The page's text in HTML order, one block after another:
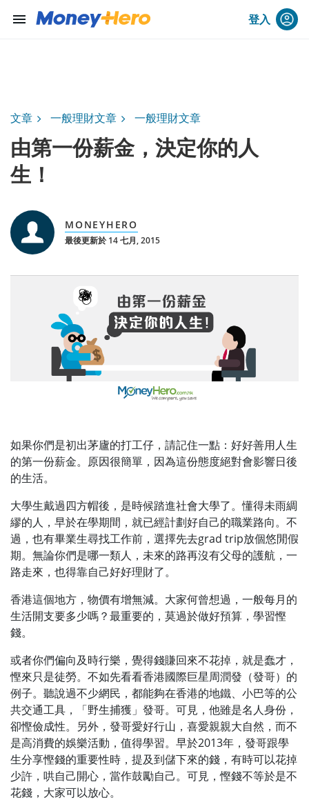
menu 登入
文章 一般理財文章 一般理財文章
由第一份薪金，決定你的人
生！
MONEYHERO
最後更新於 14 七月, 2015
如果你們是初出茅廬的打工仔，請記住一點：好好善用人生
的第一份薪金。原因很簡單，因為這份態度絕對會影響日後
的生活。
大學生戴過四方帽後，是時候踏進社會大學了。懂得未雨綢
繆的人，早於在學期間，就已經計劃好自己的職業路向。不
過，也有畢業生尋找工作前，選擇先去grad trip放個悠閒假
期。無論你們是哪一類人，未來的路再沒有父母的護航，一
路走來，也得靠自己好好理財了。
香港這個地方，物價有增無減。大家何曾想過，一般每月的
生活開支要多少嗎？最重要的，莫過於做好預算，學習慳
錢。
或者你們偏向及時行樂，覺得錢賺回來不花掉，就是蠢才，
慳來只是徒勞。不如先看看香港國際巨星周潤發（發哥）的
例子。聽說過不少網民，都能夠在香港的地鐵、小巴等的公
共交通工具，「野生捕獲」發哥。可見，他雖是名人身份，
卻慳儉成性。另外，發哥愛好行山，喜愛親親大自然，而不
是高消費的娛樂活動，值得學習。早於2013年，發哥跟學
生分享慳錢的重要性時，提及到儲下來的錢，有時可以花掉
少許，哄自己開心，當作鼓勵自己。可見，慳錢不等於是不
花錢，大家可以放心。